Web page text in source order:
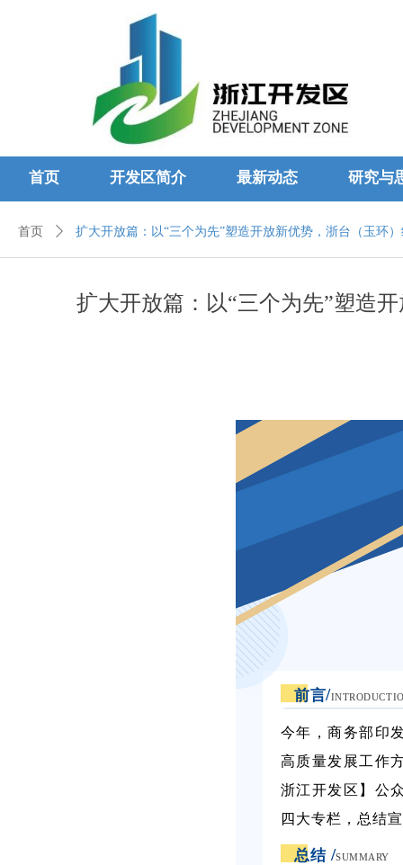
首页 开发区简介 最新动态 研究与
扩大开放篇：以“三个为先”塑造
前言/
今年，商务部印
高质量发展工作
浙江开发区】公
四大专栏，总结
总结/SUMMARY
首页 ꄲ 扩大开放篇：以“三个为先”塑造开放新优势，浙台（玉环